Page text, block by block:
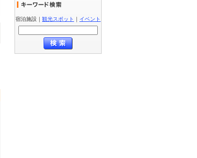
宿泊施設 ｜ 観光スポット ｜ イベント